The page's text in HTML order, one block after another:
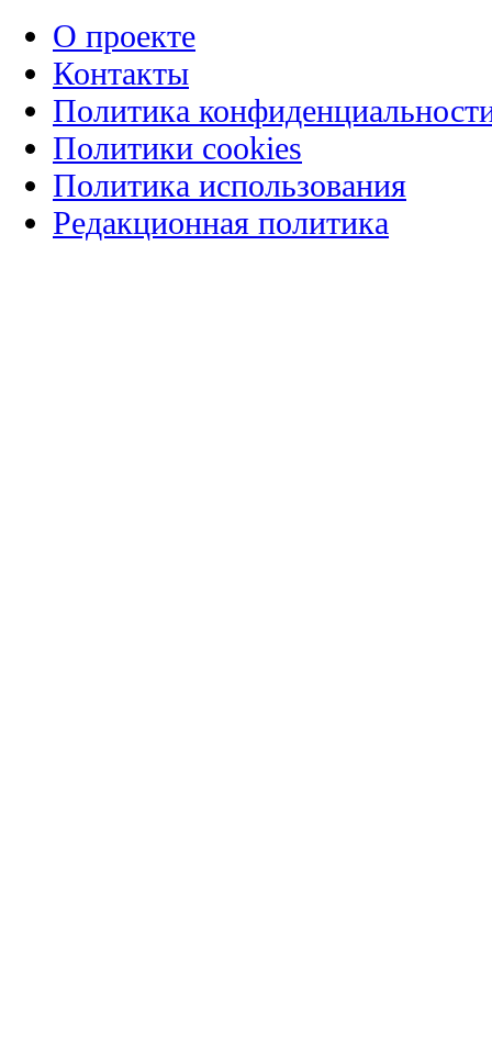
О проекте
Контакты
Политика
Политики cookies
Политика использования
Редакционная политика